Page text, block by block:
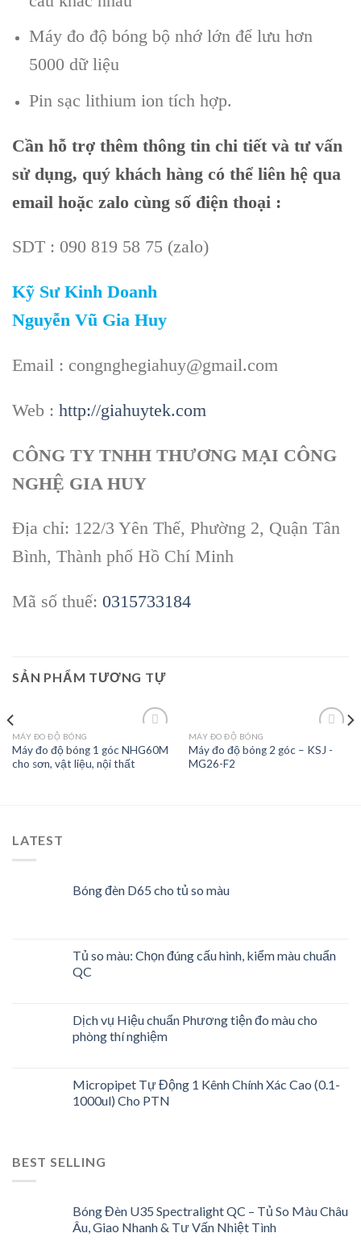
Máy đo độ bóng bộ nhớ lớn để lưu hơn
5000 dữ liệu
Pin sạc lithium ion tích hợp.
Cần hỗ trợ thêm thông tin chi tiết và tư vấn
sử dụng, quý khách hàng có thể liên hệ qua
email hoặc zalo cùng số điện thoại :
SDT : 090 819 58 75 (zalo)
Kỹ Sư Kinh Doanh
Nguyễn Vũ Gia Huy
Email : congnghegiahuy@gmail.com
Web : http://giahuytek.com
CÔNG TY TNHH THƯƠNG MẠI CÔNG
NGHỆ GIA HUY
Địa chỉ: 122/3 Yên Thế, Phường 2, Quận Tân
Bình, Thành phố Hồ Chí Minh
Mã số thuế: 0315733184
SẢN PHẨM TƯƠNG TỰ
MÁY ĐO ĐỘ BÓNG
Máy đo độ bóng 1 góc NHG60M
cho sơn, vật liệu, nội thất
MÁY ĐO ĐỘ BÓNG
Máy đo độ bóng 2 góc – KSJ -
MG26-F2
LATEST
Bóng đèn D65 cho tủ so màu
Tủ so màu: Chọn đúng cấu hình, kiểm màu chuẩn
QC
Dịch vụ Hiệu chuẩn Phương tiện đo màu cho
phòng thí nghiệm
Micropipet Tự Động 1 Kênh Chính Xác Cao (0.1-
1000ul) Cho PTN
BEST SELLING
Bóng Đèn U35 Spectralight QC – Tủ So Màu Châu
Âu, Giao Nhanh & Tư Vấn Nhiệt Tình